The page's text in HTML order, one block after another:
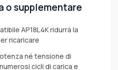
o supplementare
AP18L4K ridurrà la
ricaricare
né tensione di
cicli di carica e